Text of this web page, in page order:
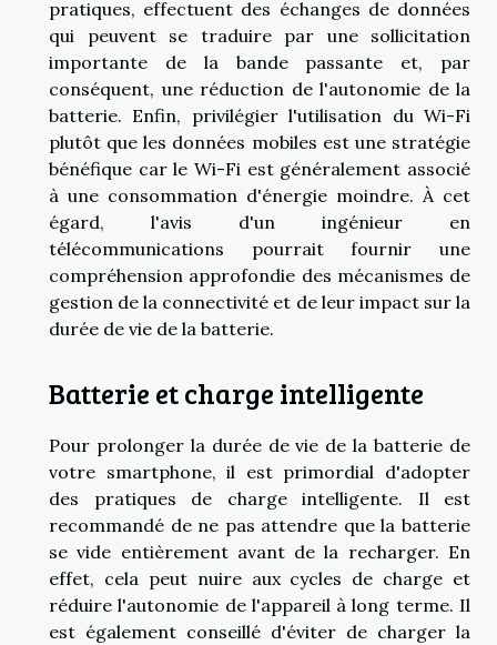
pratiques, effectuent des échanges de données
qui peuvent se traduire par une sollicitation
importante de la bande passante et, par
conséquent, une réduction de l'autonomie de la
batterie. Enfin, privilégier l'utilisation du Wi-Fi
plutôt que les données mobiles est une stratégie
bénéfique car le Wi-Fi est généralement associé
à une consommation d'énergie moindre. À cet
égard, l'avis d'un ingénieur en
télécommunications pourrait fournir une
compréhension approfondie des mécanismes de
gestion de la connectivité et de leur impact sur la
durée de vie de la batterie.
Batterie et charge intelligente
Pour prolonger la durée de vie de la batterie de
votre smartphone, il est primordial d'adopter
des pratiques de charge intelligente. Il est
recommandé de ne pas attendre que la batterie
se vide entièrement avant de la recharger. En
effet, cela peut nuire aux cycles de charge et
réduire l'autonomie de l'appareil à long terme. Il
est également conseillé d'éviter de charger la